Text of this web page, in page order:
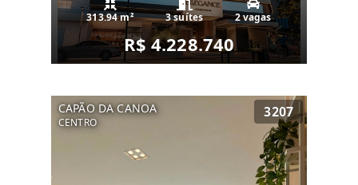
313.94 m² 3 suítes 2 vagas
R$ 4.228.740
CAPÃO DA CANOA
CENTRO
3207